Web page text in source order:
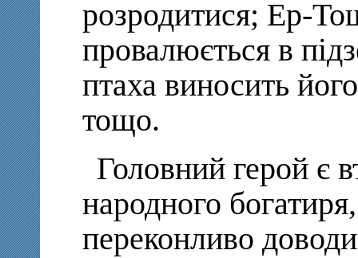
розродитися; Ер-
провалюється в
птаха виносить
тощо.
Головний герой є
народного
переконливо